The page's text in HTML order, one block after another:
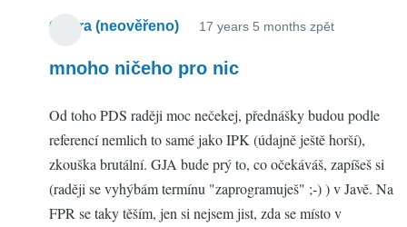
Ondra (neověřeno) 17 years 5 months zpět
mnoho ničeho pro nic
Od toho PDS raději moc nečekej, přednášky budou podle
referencí nemlich to samé jako IPK (údajně ještě horší),
zkouška brutální. GJA bude prý to, co očekáváš, zapíšeš si
(raději se vyhýbám termínu "zaprogramuješ" ;-) ) v Javě. Na
FPR se taky těším, jen si nejsem jist, zda se místo v